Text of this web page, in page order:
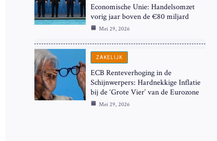
Economische Unie: Handelsomzet
vorig jaar boven de €80 miljard
Mei 29, 2026
ZAKELIJK
ECB Renteverhoging in de
Schijnwerpers: Hardnekkige Inflatie
bij de ‘Grote Vier’ van de Eurozone
Mei 29, 2026